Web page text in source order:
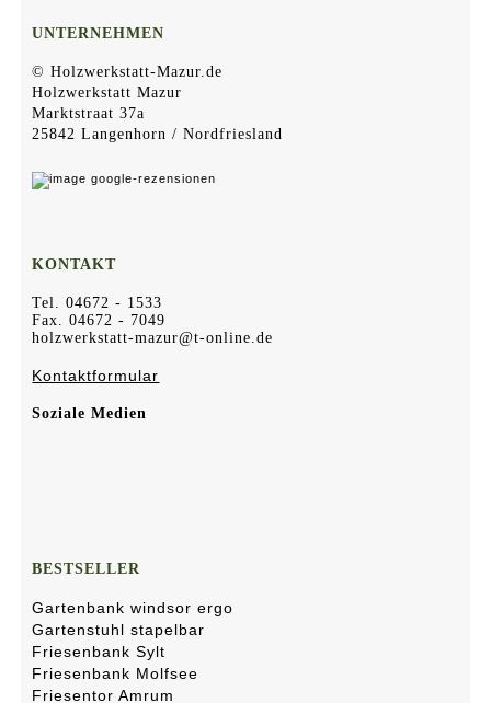
UNTERNEHMEN
© Holzwerkstatt-Mazur.de
Holzwerkstatt Mazur
Marktstraat 37a
25842 Langenhorn / Nordfriesland
KONTAKT
Tel. 04672 - 1533
Fax. 04672 - 7049
holzwerkstatt-mazur@t-online.de
Kontaktformular
Soziale Medien
BESTSELLER
Gartenbank windsor ergo
Gartenstuhl stapelbar
Friesenbank Sylt
Friesenbank Molfsee
Friesentor Amrum